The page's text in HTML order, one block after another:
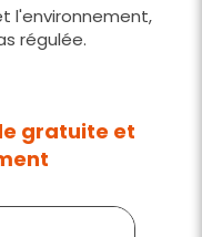
l'environnement,
régulée.
gratuite et